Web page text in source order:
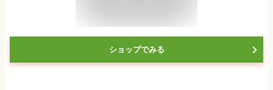
ショップでみる